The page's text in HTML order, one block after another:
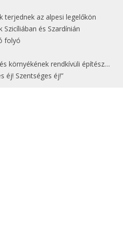
terjednek az alpesi legelőkön
és Szardínián
folyó
rendkívüli építészeti kincsei
éj! Szentséges éj!”